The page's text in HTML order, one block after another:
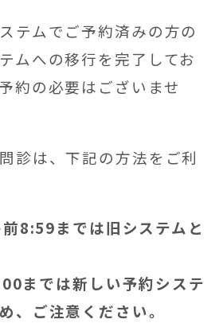
テムでご予約済みの方の
ムへの移行を完了してお
約の必要はございませ
診は、下記の方法をご利
8:59までは旧システムと
までは新しい予約システ
、ご注意ください。